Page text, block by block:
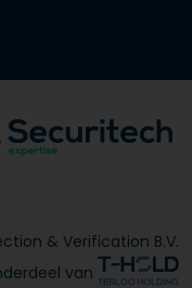
& Verification B.V.
van